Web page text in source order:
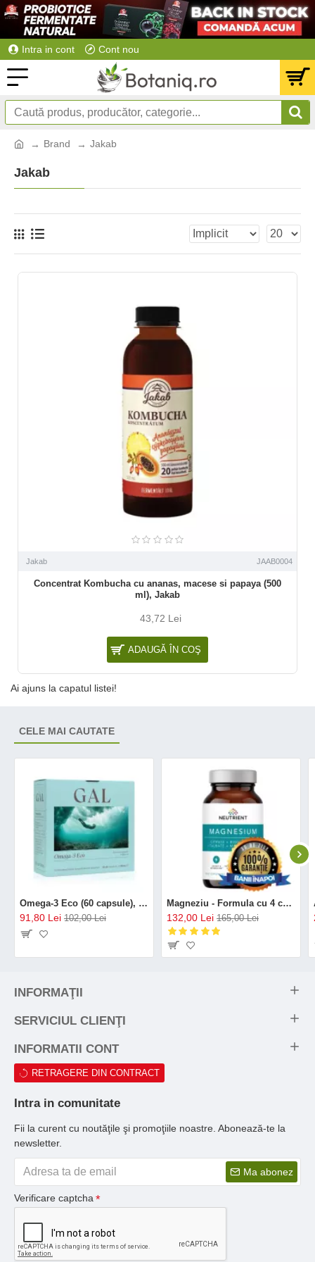
Intra in cont Cont nou
Brand Jakab
Jakab
Jakab JAAB0004
Concentrat Kombucha cu ananas, macese si papaya (500
ml), Jakab
43,72 Lei
ADAUGĂ ÎN COŞ
Ai ajuns la capatul listei!
CELE MAI CAUTATE
Omega-3 Eco (60 capsule), GAL
91,80 Lei 102,00 Lei
Magneziu - Formula cu 4 chelați (120 capsule), Neutrient
132,00 Lei 165,00 Lei
INFORMAŢII
SERVICIUL CLIENŢI
INFORMATII CONT
RETRAGERE DIN CONTRACT
Intra in comunitate
Fii la curent cu noutăţile şi promoţiile noastre. Abonează-te la
newsletter.
Ma abonez
Verificare captcha